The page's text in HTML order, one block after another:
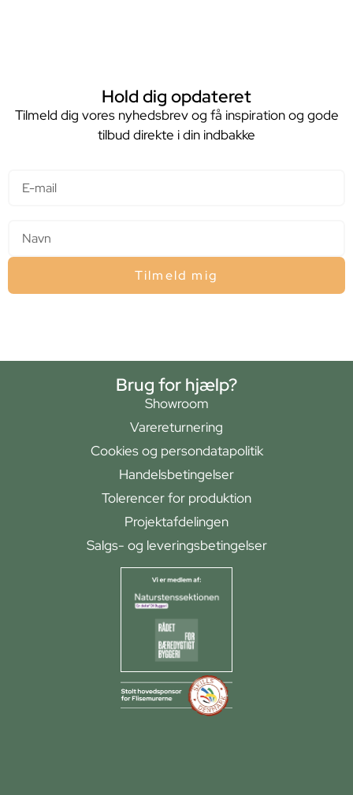
Hold dig opdateret
Tilmeld dig vores nyhedsbrev og få inspiration og gode
tilbud direkte i din indbakke
Tilmeld mig
Brug for hjælp?
Showroom
Varereturnering
Cookies og persondatapolitik
Handelsbetingelser
Tolerencer for produktion
Projektafdelingen
Salgs- og leveringsbetingelser